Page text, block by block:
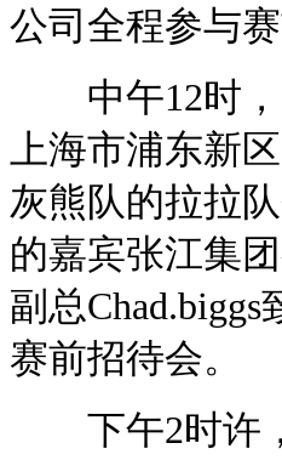
公司全程参与
中午12时，
上海市浦东新
灰熊队的拉拉
的嘉宾张江集
副总
赛前招待会。
下午2时许，